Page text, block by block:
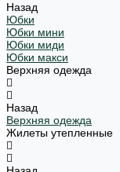
Назад
Юбки
Юбки мини
Юбки миди
Юбки макси
Верхняя одежда
Назад
Верхняя одежда
Жилеты утепленные